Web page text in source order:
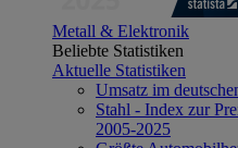
Metall & Elektronik
Beliebte Statistiken
Aktuelle Statistiken
Umsatz im
Stahl - Index zur
2005-2025